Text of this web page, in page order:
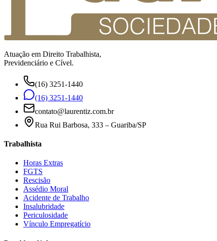
Atuação em Direito Trabalhista,
Previdenciário e Cível.
(16) 3251-1440
(16) 3251-1440
contato@laurentiz.com.br
Rua Rui Barbosa, 333 – Guariba/SP
Trabalhista
Horas Extras
FGTS
Rescisão
Assédio Moral
Acidente de Trabalho
Insalubridade
Periculosidade
Vínculo Empregatício